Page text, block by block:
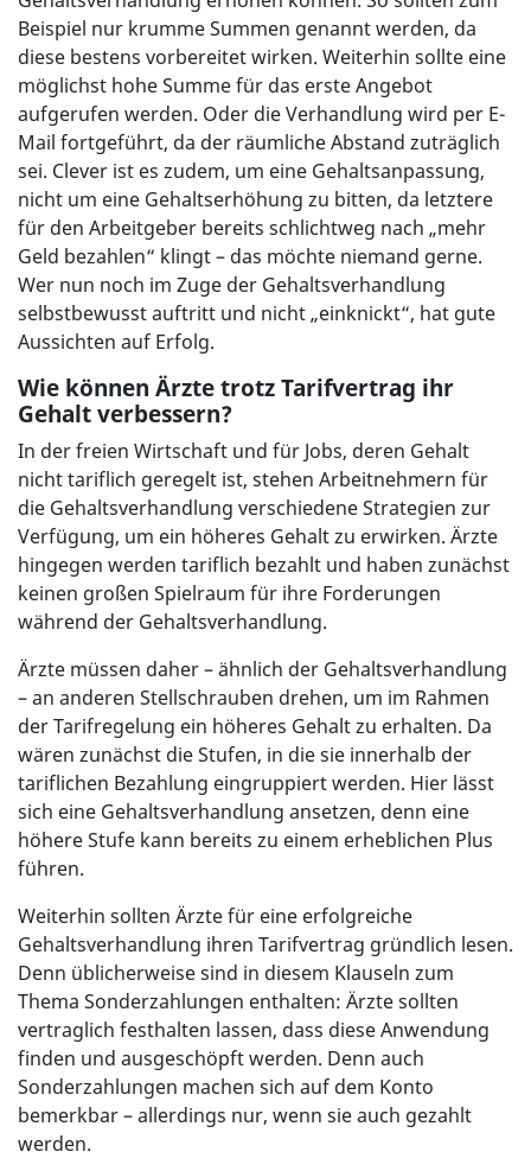
Beispiel nur krumme Summen genannt werden, da
diese bestens vorbereitet wirken. Weiterhin sollte eine
möglichst hohe Summe für das erste Angebot
aufgerufen werden. Oder die Verhandlung wird per E-
Mail fortgeführt, da der räumliche Abstand zuträglich
sei. Clever ist es zudem, um eine Gehaltsanpassung,
nicht um eine Gehaltserhöhung zu bitten, da letztere
für den Arbeitgeber bereits schlichtweg nach „mehr
Geld bezahlen“ klingt – das möchte niemand gerne.
Wer nun noch im Zuge der Gehaltsverhandlung
selbstbewusst auftritt und nicht „einknickt“, hat gute
Aussichten auf Erfolg.
Wie können Ärzte trotz Tarifvertrag ihr
Gehalt verbessern?
In der freien Wirtschaft und für Jobs, deren Gehalt
nicht tariflich geregelt ist, stehen Arbeitnehmern für
die Gehaltsverhandlung verschiedene Strategien zur
Verfügung, um ein höheres Gehalt zu erwirken. Ärzte
hingegen werden tariflich bezahlt und haben zunächst
keinen großen Spielraum für ihre Forderungen
während der Gehaltsverhandlung.
Ärzte müssen daher – ähnlich der Gehaltsverhandlung
– an anderen Stellschrauben drehen, um im Rahmen
der Tarifregelung ein höheres Gehalt zu erhalten. Da
wären zunächst die Stufen, in die sie innerhalb der
tariflichen Bezahlung eingruppiert werden. Hier lässt
sich eine Gehaltsverhandlung ansetzen, denn eine
höhere Stufe kann bereits zu einem erheblichen Plus
führen.
Weiterhin sollten Ärzte für eine erfolgreiche
Gehaltsverhandlung ihren Tarifvertrag gründlich lesen.
Denn üblicherweise sind in diesem Klauseln zum
Thema Sonderzahlungen enthalten: Ärzte sollten
vertraglich festhalten lassen, dass diese Anwendung
finden und ausgeschöpft werden. Denn auch
Sonderzahlungen machen sich auf dem Konto
bemerkbar – allerdings nur, wenn sie auch gezahlt
werden.